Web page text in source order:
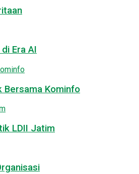
Era AI
Bersama Kominfo
LDII Jatim